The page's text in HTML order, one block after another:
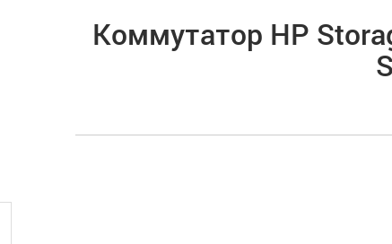
Коммутатор HP